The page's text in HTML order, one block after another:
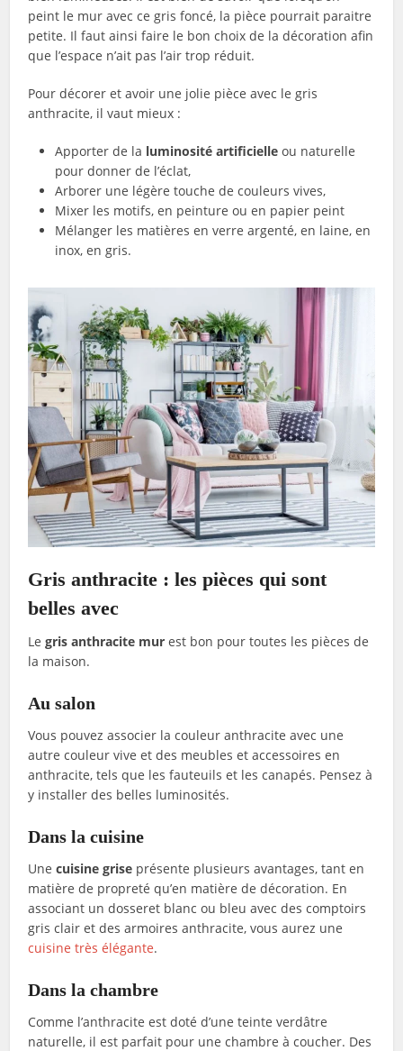
peint le mur avec ce gris foncé, la pièce pourrait paraitre
petite. Il faut ainsi faire le bon choix de la décoration afin
que l’espace n’ait pas l’air trop réduit.
Pour décorer et avoir une jolie pièce avec le gris
anthracite, il vaut mieux :
Apporter de la luminosité artificielle ou naturelle
pour donner de l’éclat,
Arborer une légère touche de couleurs vives,
Mixer les motifs, en peinture ou en papier peint
Mélanger les matières en verre argenté, en laine, en
inox, en gris.
Gris anthracite : les pièces qui sont
belles avec
Le gris anthracite murest bon pour toutes les pièces de
la maison.
Au salon
Vous pouvez associer la couleur anthracite avec une
autre couleur vive et des meubles et accessoires en
anthracite, tels que les fauteuils et les canapés. Pensez à
y installer des belles luminosités.
Dans la cuisine
Unecuisine grise présente plusieurs avantages, tant en
matière de propreté qu’en matière de décoration. En
associant un dosseret blanc ou bleu avec des comptoirs
gris clair et des armoires anthracite, vous aurez une
cuisine très élégante.
Dans la chambre
Comme l’anthracite est doté d’une teinte verdâtre
naturelle, il est parfait pour une chambre à coucher. Des